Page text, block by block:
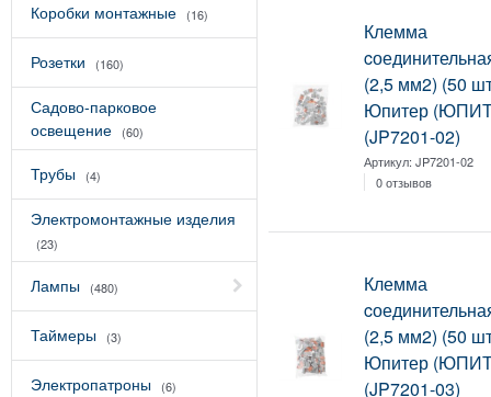
Коробки монтажные (16)
Розетки (160)
Садово-парковое
освещение
(60)
Трубы (4)
Электромонтажные изделия
(23)
Лампы (480)
Таймеры (3)
Электропатроны (6)
Клемма
(2,5 мм2) (50
Юпитер
(JP7201-02)
Артикул:JP7201-02
0 отзывов
Клемма
(2,5 мм2) (50
Юпитер
(JP7201-03)